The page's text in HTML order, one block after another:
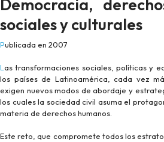
Democracia,
sociales y culturales
Publicada en 2007
Las transformaciones sociales, políticas y económicas en el contexto de
los países de Latinoamérica, cada vez
exigen nuevos modos de abordaje y
los cuales la sociedad civil asuma el
materia de derechos humanos.
Este reto, que compromete todos los